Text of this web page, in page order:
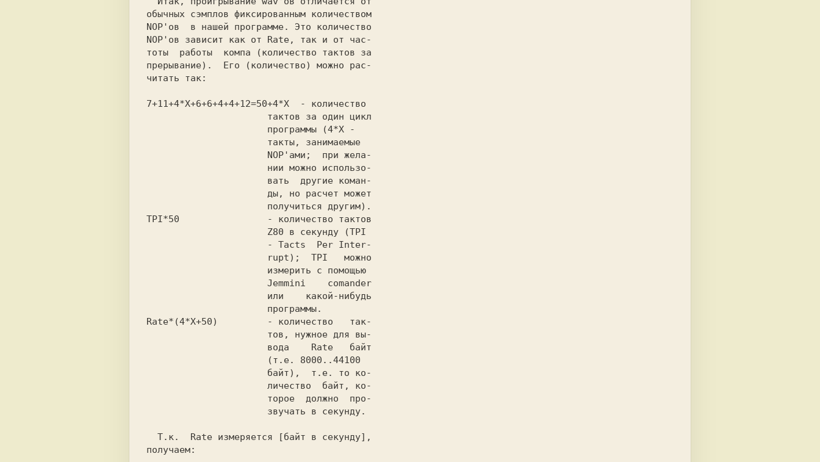
обычных сэмплов фиксированным количеством
NOP'ов  в нашей программе. Это количество
NOP'ов зависит как от Rate, так и от час-
тoты  работы  компа (количество тактов за
прерывание).  Его (количество) можно рас-
читать так:
7+11+4*X+6+6+4+4+12=50+4*X - количество
TPI*50
  -
количество тактов
Rate*(4*X+50)
  -
количество   так-
получаем: